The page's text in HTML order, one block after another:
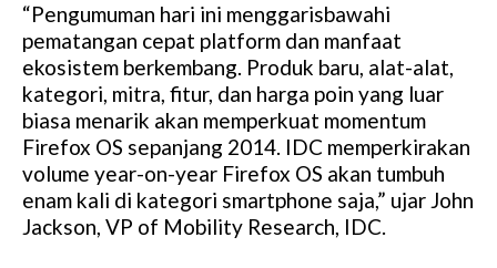
M
u
t
e
“Pengumuman hari ini menggarisbawahi
pematangan cepat platform dan manfaat
ekosistem berkembang. Produk baru, alat-alat,
kategori, mitra, fitur, dan harga poin yang luar
biasa menarik akan memperkuat momentum
Firefox OS sepanjang 2014. IDC memperkirakan
volume year-on-year Firefox OS akan tumbuh
enam kali di kategori smartphone saja,” ujar John
Jackson, VP of Mobility Research, IDC.